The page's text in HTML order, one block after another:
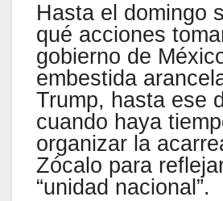
Hasta el domingo
qué acciones
gobierno de
embestida
Trump, hasta ese
cuando haya
organizar la
Zócalo para
“unidad nacional”.